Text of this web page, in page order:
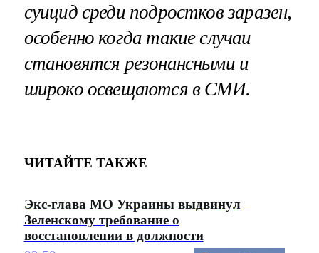
суицид среди подростков заразен,
особенно когда такие случаи
становятся резонансными и
широко освещаются в СМИ.
ЧИТАЙТЕ ТАКЖЕ
Экс-глава МО Украины выдвинул
Зеленскому требование о
восстановлении в должности